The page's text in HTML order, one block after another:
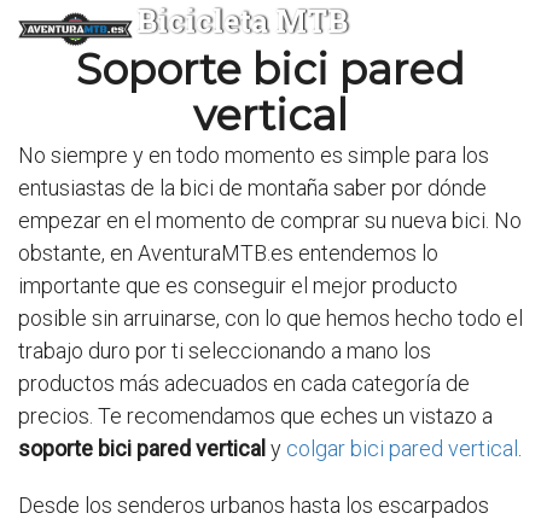
Bicicleta MTB
Soporte bici pared
vertical
No siempre y en todo momento es simple para los
entusiastas de la bici de montaña saber por dónde
empezar en el momento de comprar su nueva bici. No
obstante, en AventuraMTB.es entendemos lo
importante que es conseguir el mejor producto
posible sin arruinarse, con lo que hemos hecho todo el
trabajo duro por ti seleccionando a mano los
productos más adecuados en cada categoría de
precios. Te recomendamos que eches un vistazo a
soporte bici pared vertical y colgar bici pared vertical
Desde los senderos urbanos hasta los escarpados